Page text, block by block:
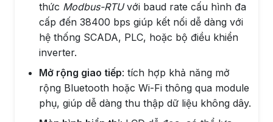
thức Modbus-RTUvới baud rate cấu hình đa
cấp đến 38400 bps giúp kết nối dễ dàng với
hệ thống SCADA, PLC, hoặc bộ điều khiển
inverter.
Mở rộng giao tiếp: tích hợp khả năng mở
rộng Bluetooth hoặc Wi-Fi thông qua module
phụ, giúp dễ dàng thu thập dữ liệu không dây.